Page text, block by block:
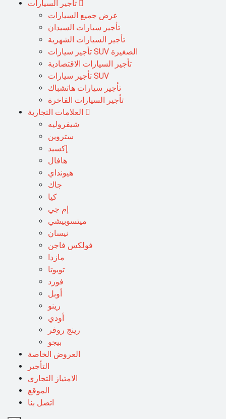
عرض جميع السيارات
تأجير سيارات السيدان
تأجير السيارات الشهرية
تأجير سيارات SUV الصغيرة
تأجير السيارات الاقتصادية
تأجير سيارات SUV
تأجير سيارات هاتشباك
تأجير السيارات الفاخرة
شيفروليه
ستروين
إكسيد
هافال
هيونداي
جاك
كيا
إم جي
ميتسوبيشي
نيسان
فولكس فاجن
مازدا
تويوتا
فورد
أوبل
رينو
أودي
رينج روفر
بيجو
العروض الخاصة
التأجير
الامتياز التجاري
الموقع
اتصل بنا